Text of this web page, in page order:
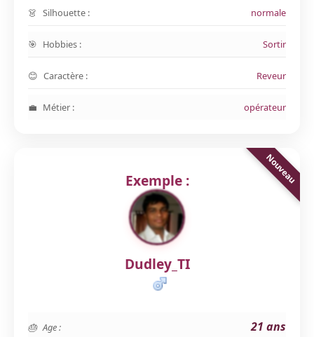
Silhouette : normale
Hobbies : Sortir
Caractère : Reveur
Métier : opérateur
Exemple :
Dudley_TI
Age : 21 ans